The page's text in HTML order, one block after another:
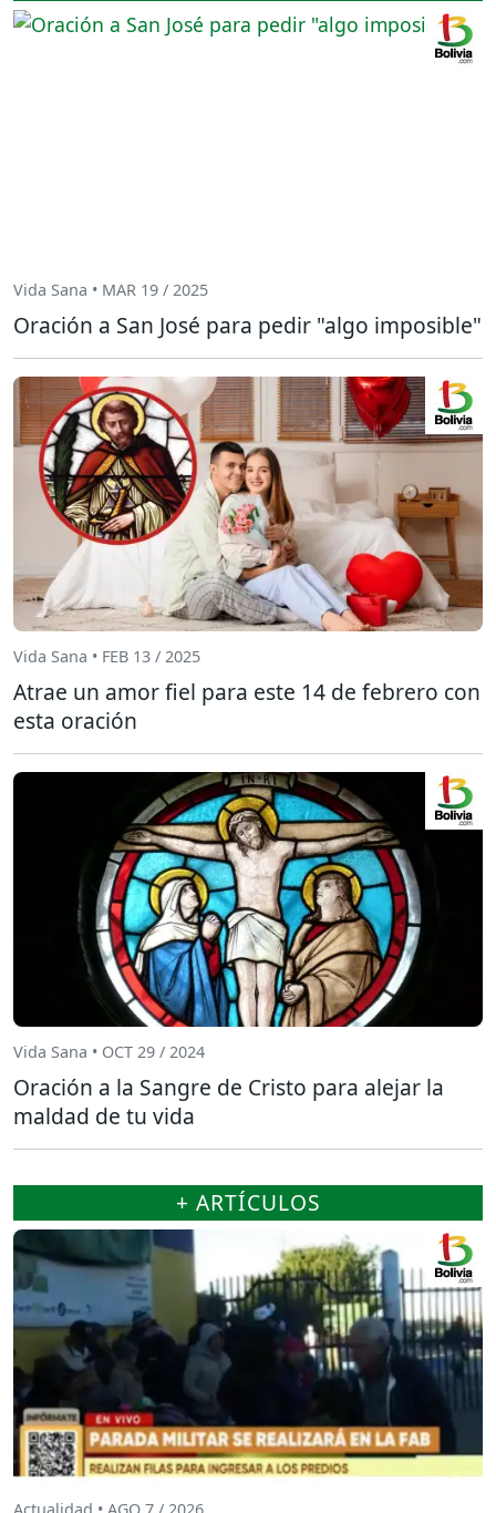
Vida Sana • MAR 19 / 2025
Oración a San José para pedir "algo imposible"
Vida Sana • FEB 13 / 2025
Atrae un amor fiel para este 14 de febrero con
esta oración
Vida Sana • OCT 29 / 2024
Oración a la Sangre de Cristo para alejar la
maldad de tu vida
+ ARTÍCULOS